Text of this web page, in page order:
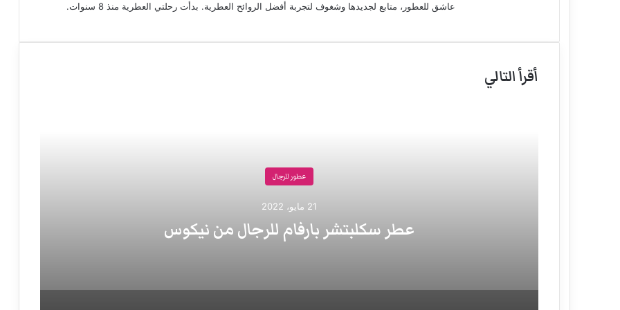
عاشق للعطور، متابع لجديدها وشغوف لتجربة أفضل الروائح العطرية. بدأت رحلتي العطرية منذ 8 سنوات.
أقرأ التالي
عطور للرجال
21 مايو، 2022
عطر سكلبتشر بارفام للرجال من نيكوس